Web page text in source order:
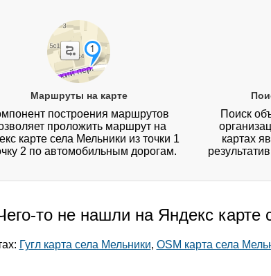
Маршруты на карте
построения маршрутов
проложить маршрут на
карте села Мельники из точки 1
2 по автомобильным дорогам.
Поиск
картах
то не нашли на Яндекс карте
Гугл карта села Мельники, OSM карта села